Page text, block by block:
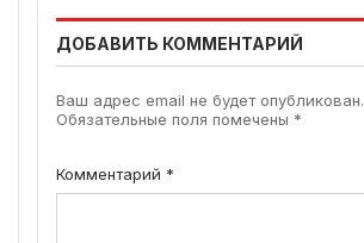
ДОБАВИТЬ КОММЕНТАРИЙ
Ваш адрес email не будет опубликован.
Обязательные поля помечены *
Комментарий *